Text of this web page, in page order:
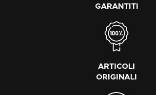
GARANTITI
ARTICOLI
ORIGINALI